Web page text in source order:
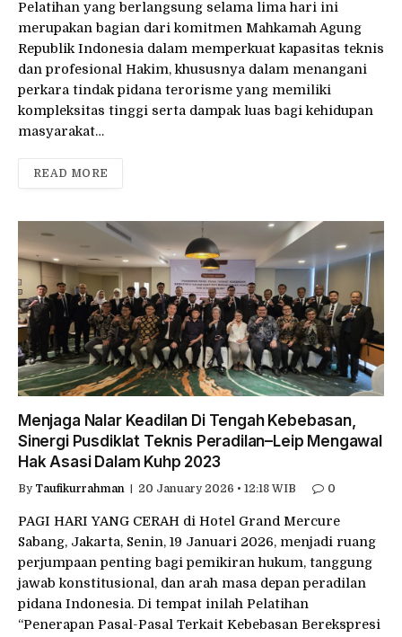
Pelatihan yang berlangsung selama lima hari ini
merupakan bagian dari komitmen Mahkamah Agung
Republik Indonesia dalam memperkuat kapasitas teknis
dan profesional Hakim, khususnya dalam menangani
perkara tindak pidana terorisme yang memiliki
kompleksitas tinggi serta dampak luas bagi kehidupan
masyarakat…
READ MORE
Menjaga Nalar Keadilan Di Tengah Kebebasan,
Sinergi Pusdiklat Teknis Peradilan–Leip Mengawal
Hak Asasi Dalam Kuhp 2023
By Taufikurrahman 20 January 2026 • 12:18 WIB 0
PAGI HARI YANG CERAH di Hotel Grand Mercure
Sabang, Jakarta, Senin, 19 Januari 2026, menjadi ruang
perjumpaan penting bagi pemikiran hukum, tanggung
jawab konstitusional, dan arah masa depan peradilan
pidana Indonesia. Di tempat inilah Pelatihan
“Penerapan Pasal-Pasal Terkait Kebebasan Berekspresi